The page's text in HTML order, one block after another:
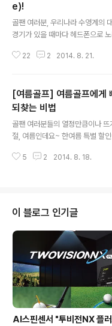
e)!
골팬 여러분, 우리나라 수영계의
경기가 있을 때마다 헤드폰으로
하기 위한 그만의 방식인데요. 골
따라오세요~! 제가 이번에 소개
utine)입니다. 루틴을 스포츠 심리
능력을 발휘하는데 필요한 이상적
해 실행하는 자신만의 고유한 동
답니다. 평소 아무리 연습을 많이
짝 떨리는 긴장감 탓에 제 실력을
22 2 2014. 8. 21.
[여름골프] 여름골프에게
되찾는 비법
골팬 여러분들의 열정만큼이나 뜨
절, 여름인데요~ 한여름 특별 할
참 많은 것 같습니다. 포기할 수 없
내 피부를 되찾을 수 있는 다양한
해볼까요? ^^ 여름 라운드가 선물
양을 피하는 방법엔 무엇보다도
외출하기 최소 30분 전에 자외선
것이 최고입니다! 하지만 최선을
도 기미, 잡티가 특히 잘 생기시..
5 2 2014. 8. 18.
이 블로그 인기글
AI스핀센서 "투비전NX 플